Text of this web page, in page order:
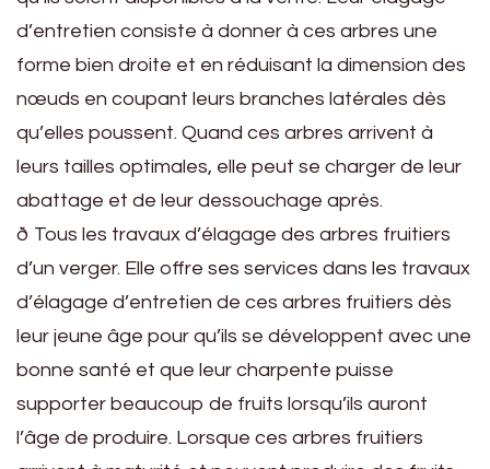
d’entretien consiste à donner à ces arbres une
forme bien droite et en réduisant la dimension des
nœuds en coupant leurs branches latérales dès
qu’elles poussent. Quand ces arbres arrivent à
leurs tailles optimales, elle peut se charger de leur
abattage et de leur dessouchage après.
ð Tous les travaux d’élagage des arbres fruitiers
d’un verger. Elle offre ses services dans les travaux
d’élagage d’entretien de ces arbres fruitiers dès
leur jeune âge pour qu’ils se développent avec une
bonne santé et que leur charpente puisse
supporter beaucoup de fruits lorsqu’ils auront
l’âge de produire. Lorsque ces arbres fruitiers